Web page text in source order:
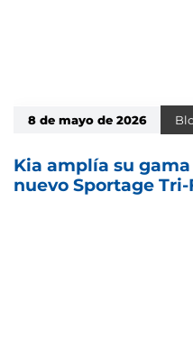
8 de mayo de 2026
Kia amplía su
nuevo Sportage Tri-